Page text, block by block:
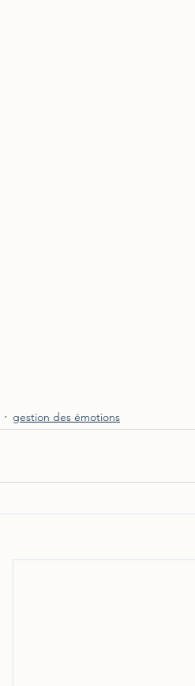
gestion des émotions